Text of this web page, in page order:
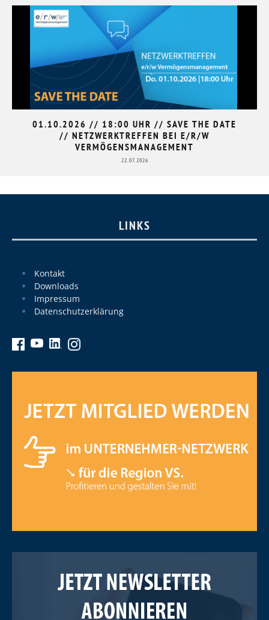
01.10.2026 // 18:00 UHR // SAVE THE DATE
// NETZWERKTREFFEN BEI E/R/W
VERMÖGENSMANAGEMENT
22.07.2026
LINKS
Kontakt
Downloads
Impressum
Datenschutzerklärung